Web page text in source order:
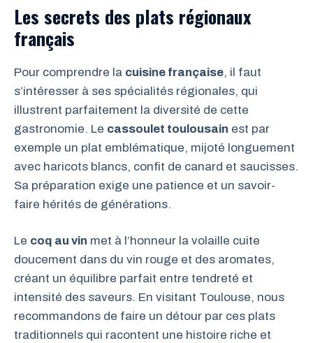
Les secrets des plats régionaux
français
Pour comprendre la cuisine française, il faut
s’intéresser à ses spécialités régionales, qui
illustrent parfaitement la diversité de cette
gastronomie. Le cassoulet toulousain est par
exemple un plat emblématique, mijoté longuement
avec haricots blancs, confit de canard et saucisses.
Sa préparation exige une patience et un savoir-
faire hérités de générations.
Le coq au vin met à l’honneur la volaille cuite
doucement dans du vin rouge et des aromates,
créant un équilibre parfait entre tendreté et
intensité des saveurs. En visitant Toulouse, nous
recommandons de faire un détour par ces plats
traditionnels qui racontent une histoire riche et